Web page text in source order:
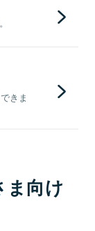
きま
ま向け